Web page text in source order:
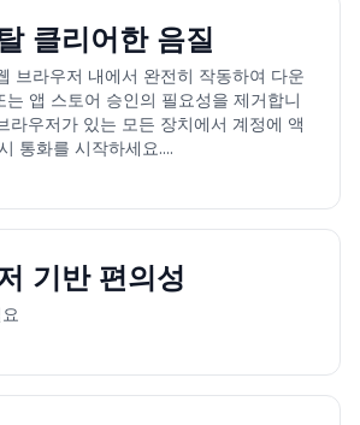
클리어한 음질
브라우저 내에서 완전히 작동하여 다운
는 앱 스토어 승인의 필요성을 제거합니
라우저가 있는 모든 장치에서 계정에 액
통화를 시작하세요....
기반 편의성